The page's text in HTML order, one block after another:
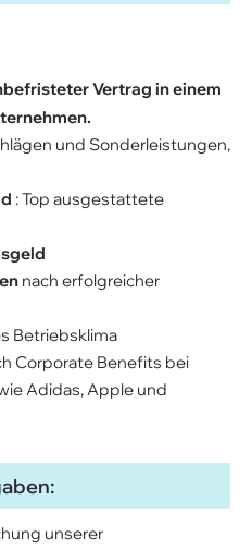
Vertrag in einem
und Sonderleistungen,
: Top ausgestattete
nach erfolgreicher
Betriebsklima
Corporate Benefits bei
Adidas, Apple und
unserer